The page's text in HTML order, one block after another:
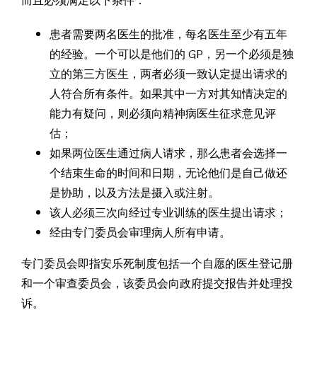
患者需要两名医生的批准，每名医生至少有五年
的经验。一个可以是他们的 GP，另一个必须是独
立的第三方医生，两者必须一致认定提出请求的
人符合所有条件。如果其中一方对其知情决定的
能力有疑问，则必须向精神病医生征求意见评
估；
如果两位医生通过病人请求，那么患者会选择一
个结束生命的时间和日期，无论他们是自己做还
是协助，以及方法是摄入或注射。
该人必须三次向经过专业训练的医生提出请求；
经由专门委员会审理病人所有申请。
专门委员会即指安乐死制度包括一个自愿的医生登记册
和一个审查委员会，该委员会向政府提交报告并处理投
诉。